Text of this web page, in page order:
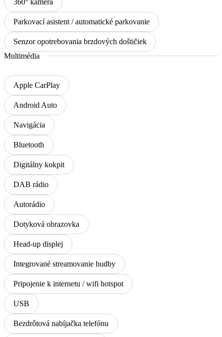
Parkovací asistent / automatické parkovanie
Senzor opotrebovania brzdových doštičiek
Multimédia
Apple CarPlay
Android Auto
Navigácia
Bluetooth
Digitálny kokpit
DAB rádio
Autorádio
Dotyková obrazovka
Head-up displej
Integrované streamovanie hudby
Pripojenie k internetu / wifi hotspot
USB
Bezdrôtová nabíjačka telefónu